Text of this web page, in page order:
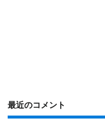
最近のコメント